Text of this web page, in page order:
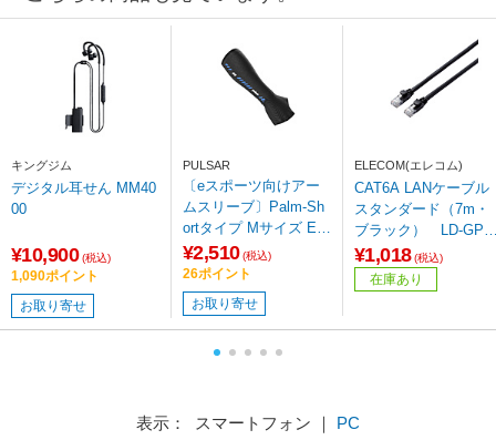
キングジム
デジタル耳せん MM40
00
¥10,900 (税込)
1,090ポイント
お取り寄せ
PULSAR
〔eスポーツ向けアー
ムスリーブ〕Palm-Sh
ortタイプ Mサイズ ES
Arm Sleeve ブラック
PAS05MB
¥2,510 (税込)
26ポイント
お取り寄せ
ELECOM(エレコム)
CAT6A LANケーブル
スタンダード（7m・
ブラック） LD-GPA/
BK7
¥1,018 (税込)
在庫あり
表示： スマートフォン ｜ PC